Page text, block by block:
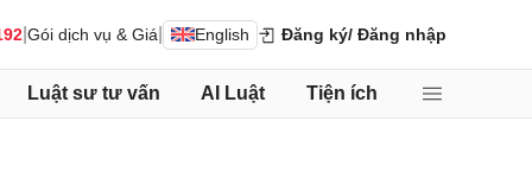
Gói dịch vụ & Giá English Đăng ký/ Đăng nhập
Luật sư tư vấn AI Luật Tiện ích